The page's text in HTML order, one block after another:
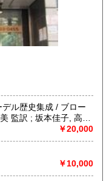
1/2)は除く
します。
までご連絡下さ
ル歴史集成 / ブロー
￥20,000
￥10,000